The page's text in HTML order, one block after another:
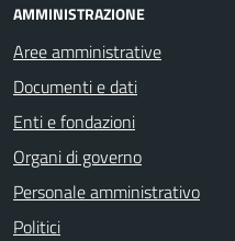
AMMINISTRAZIONE
Aree amministrative
Documenti e dati
Enti e fondazioni
Organi di governo
Personale amministrativo
Politici